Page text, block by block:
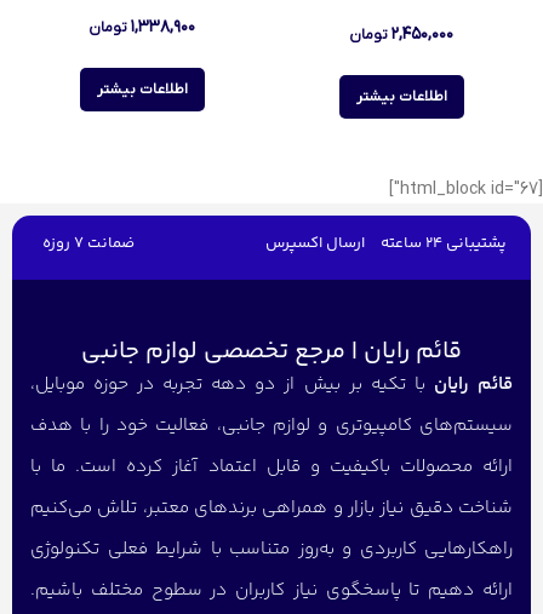
۲,۴۵۰,۰۰۰تومان
اطلاعات بیشتر
۱,۳۳۸,۹۰۰تومان
اطلاعات بیشتر
[html_block id="67"]
پشتیبانی 24 ساعته ارسال اکسپرس ضمانت 7 روزه
قائم رایان | مرجع تخصصی لوازم جانبی
قائم رایان با تکیه بر بیش از دو دهه تجربه در حوزه موبایل،
سیستم‌های کامپیوتری و لوازم جانبی، فعالیت خود را با هدف
ارائه محصولات باکیفیت و قابل اعتماد آغاز کرده است. ما با
شناخت دقیق نیاز بازار و همراهی برندهای معتبر، تلاش می‌کنیم
راهکارهایی کاربردی و به‌روز متناسب با شرایط فعلی تکنولوژی
ارائه دهیم تا پاسخگوی نیاز کاربران در سطوح مختلف باشیم.